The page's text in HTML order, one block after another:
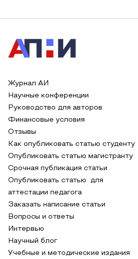
Журнал АИ
Научные конференции
Руководство для авторов
Финансовые условия
Отзывы
Как опубликовать статью студенту
Опубликовать статью магистранту
Срочная публикация статьи
Опубликовать статью для
аттестации педагога
Заказать написание статьи
Вопросы и ответы
Интервью
Научный блог
Учебные и методические издания